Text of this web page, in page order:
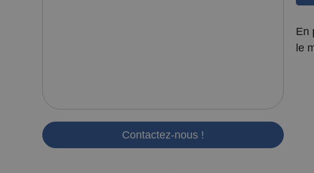
Contactez-nous !
En
le